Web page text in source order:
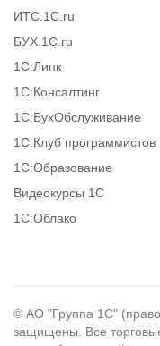
ИТС.1C.ru
БУХ.1С.ru
1С:Линк
1С:Консалтинг
1С:БухОбслуживание
1С:Клуб программистов
1С:Образование
Видеокурсы 1С
1С:Облако
© АО "Группа 1С"
защищены. Все